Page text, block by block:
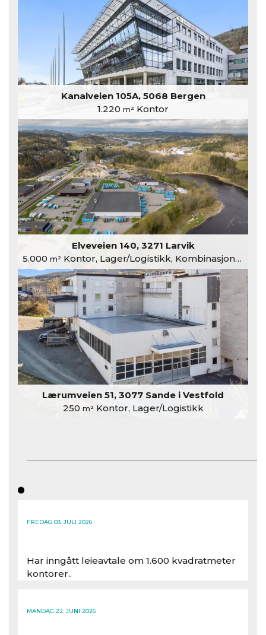
Kanalveien 105A, 5068 Bergen
1.220 m² Kontor
Elveveien 140, 3271 Larvik
5.000 m²Kontor, Lager/Logistikk, Kombinasjonslokaler
Lærumveien 51, 3077 Sande i Vestfold
250 m²Kontor, Lager/Logistikk
FREDAG 03. JULI 2026
Har inngått leieavtale om 1.600 kvadratmeter
kontorer..
MANDAG 22. JUNI 2026